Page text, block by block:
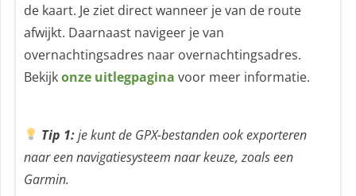
de kaart. Je ziet direct wanneer je van de route
afwijkt. Daarnaast navigeer je van
overnachtingsadres naar overnachtingsadres.
Bekijkonze uitlegpagina voor meer informatie.
Tip 1:je kunt de GPX-bestanden ook exporteren
naar een navigatiesysteem naar keuze, zoals een
Garmin.